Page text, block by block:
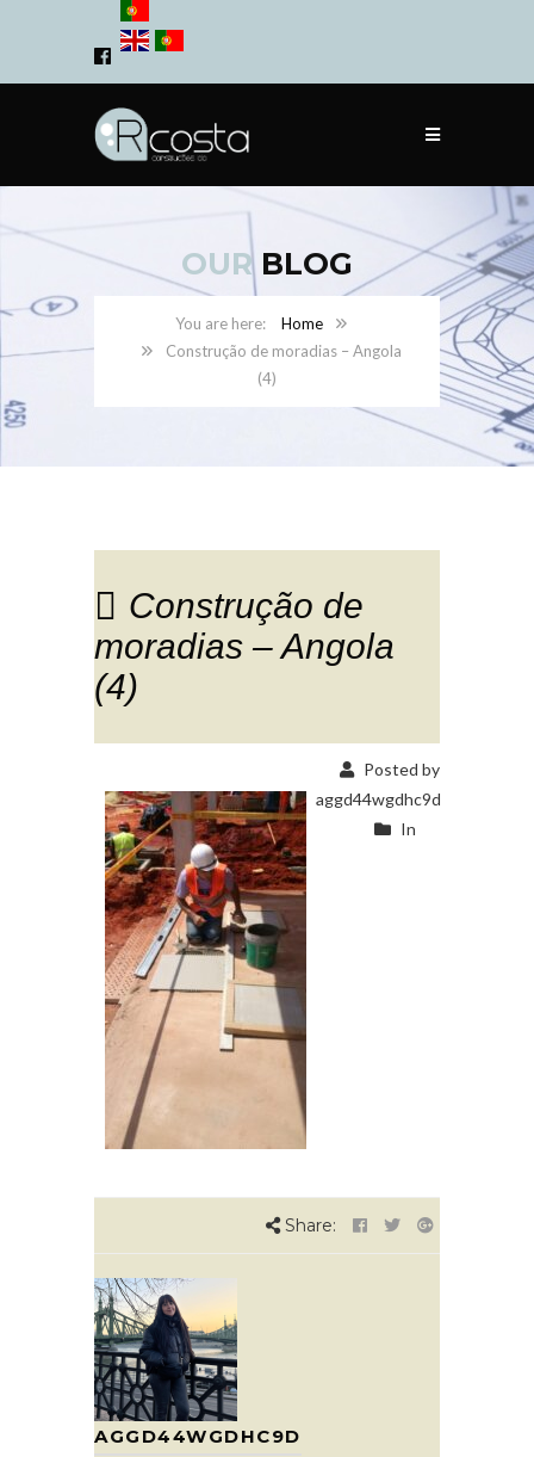
OURBLOG
Home
Construção de moradias – Angola
(4)
Construção de
moradias – Angola
(4)
Posted by
aggd44wgdhc9d
In
Share:
AGGD44WGDHC9D